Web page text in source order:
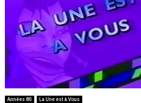
Années 80 La Une est à Vous